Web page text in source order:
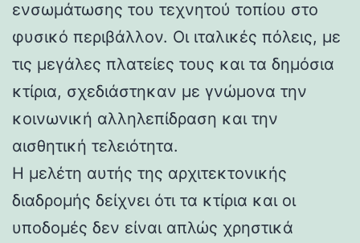
ενσωμάτωσης του τεχνητού τοπίου στο
φυσικό περιβάλλον. Οι ιταλικές πόλεις, με
τις μεγάλες πλατείες τους και τα δημόσια
κτίρια, σχεδιάστηκαν με γνώμονα την
κοινωνική αλληλεπίδραση και την
αισθητική τελειότητα.
Η μελέτη αυτής της αρχιτεκτονικής
διαδρομής δείχνει ότι τα κτίρια και οι
υποδομές δεν είναι απλώς χρηστικά